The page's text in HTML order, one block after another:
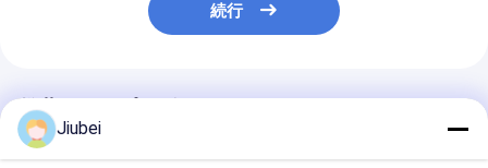
続行
推薦されたプロダクト
Jiubei